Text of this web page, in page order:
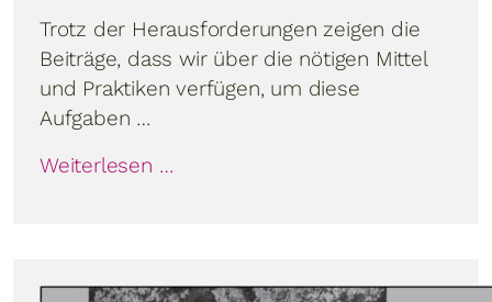
Trotz der Herausforderungen zeigen die
Beiträge, dass wir über die nötigen Mittel
und Praktiken verfügen, um diese
Aufgaben …
Weiterlesen …